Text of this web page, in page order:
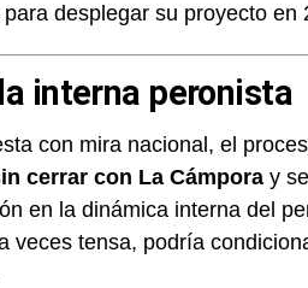
desplegar su proyecto en
interna peronista
con mira nacional, el
cerrar con La Cámpora y
en la dinámica interna del
veces tensa, podría